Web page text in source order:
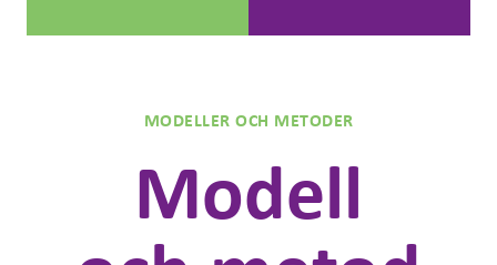
MODELLER OCH METODER
Modell